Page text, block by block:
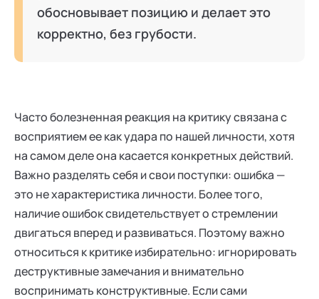
обосновывает позицию и делает это
корректно, без грубости.
Часто болезненная реакция на критику связана с
восприятием ее как удара по нашей личности, хотя
на самом деле она касается конкретных действий.
Важно разделять себя и свои поступки: ошибка —
это не характеристика личности. Более того,
наличие ошибок свидетельствует о стремлении
двигаться вперед и развиваться. Поэтому важно
относиться к критике избирательно: игнорировать
деструктивные замечания и внимательно
воспринимать конструктивные. Если сами